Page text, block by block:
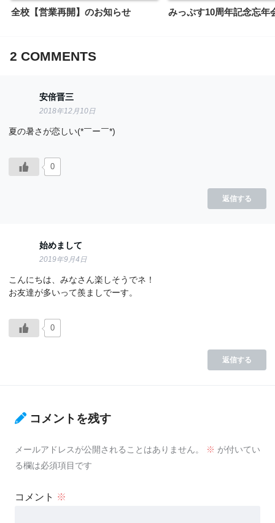
全校【営業再開】のお知らせ みっぷす10周年記念忘年
2 COMMENTS
安倍晋三
2018年12月10日
夏の暑さが恋しい(*￣ー￣*)
0
返信する
始めまして
2019年9月4日
こんにちは、みなさん楽しそうでネ！
お友達が多いって羨ましでーす。
0
返信する
コメントを残す
メールアドレスが公開されることはありません。 ※ が付いてい
る欄は必須項目です
コメント ※